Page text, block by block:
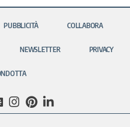
PUBBLICITÀ COLLABORA
NEWSLETTER PRIVACY